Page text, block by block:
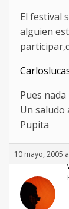
El festival
alguien
Pues nada
Un saludo
Pupita
10 mayo, 2005